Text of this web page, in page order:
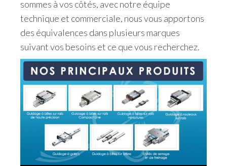
sommes à vos côtés, avec notre équipe
technique et commerciale, nous vous apportons
des équivalences dans plusieurs marques
suivant vos besoins et ce que vous recherchez.